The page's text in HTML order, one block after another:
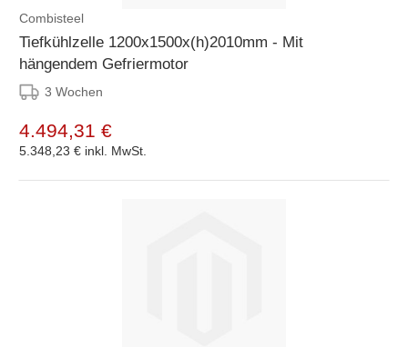
Combisteel
Tiefkühlzelle 1200x1500x(h)2010mm - Mit
hängendem Gefriermotor
3 Wochen
4.494,31 €
5.348,23 € inkl. MwSt.